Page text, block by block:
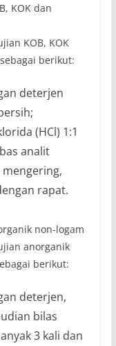
KOK dan
KOB, KOK
berikut:
deterjen
(HCl) 1:1
analit
rapat.
non-logam
anorganik
berikut:
deterjen,
bilas
3 kali dan